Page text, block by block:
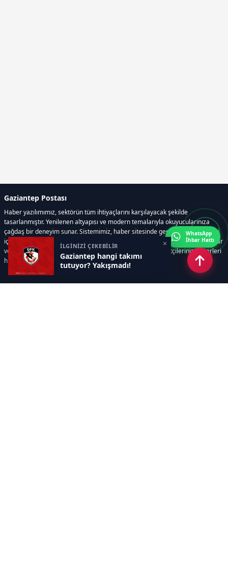
İLGİNİZİ ÇEKEBİLİR
Gaziantep hangi takımı
tutuyor? Yakışmadı!
×
Gaziantep Postası
Haber yazılımımız, sektörün tüm ihtiyaçlarını karşılayacak şekilde
tasarlanmıştır. Yenilenen altyapısı ve modern temalarıyla okuyucularınıza
çağdaş bir deneyim sunar. Sistemimiz, haber sitesinde gerekli tüm modülleri
içerir. Siz içerik üretmeye odaklanırken, yazılımımız zamandan tasarruf sağlar
ve süreçlerinizi kolaylaştırır. Etkili arayüzü sayesinde ziyaretçileriniz haberleri
hızlı ve keyifle takip edebilir.
WhatsApp
İhbar Hattı